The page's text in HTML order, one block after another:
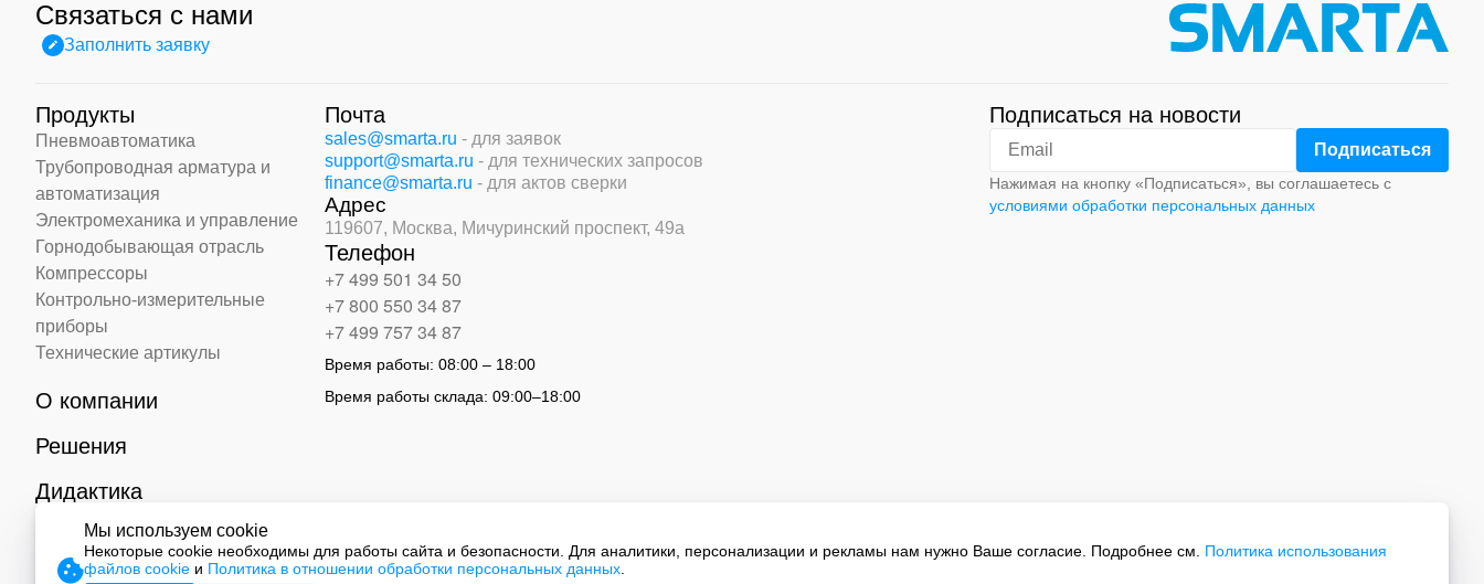
Связаться с нами
Заполнить заявку
Продукты
Пневмоавтоматика
Трубопроводная арматура и
автоматизация
Электромеханика и управление
Горнодобывающая отрасль
Компрессоры
Контрольно-измерительные
приборы
Технические артикулы
О компании
Решения
Дидактика
Контакты
Почта
sales@smarta.ru - для заявок
support@smarta.ru - для технических запросов
finance@smarta.ru - для актов сверки
Адрес
119607, Москва, Мичуринский проспект, 49а
Телефон
+7 499 501 34 50
+7 800 550 34 87
+7 499 757 34 87
Время работы:08:00 – 18:00
Время работы склада:09:00–18:00
Подписаться на новости
Нажимая на кнопку «Подписаться», вы соглашаетесь с
условиями обработки персональных данных
Мы используем cookie
Некоторые cookie необходимы для работы сайта и безопасности. Для аналитики, персонализации и рекламы нам нужно Ваше согласие. Подробнее см. Политика использования
файлов cookie и Политика в отношении обработки персональных данных